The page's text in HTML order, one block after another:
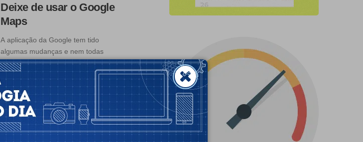
Deixe de usar o Google
Maps
A aplicação da Google tem tido
algumas mudanças e nem todas
são…
Por:
Mafalda Freire
Tempo de leitura: 8 min